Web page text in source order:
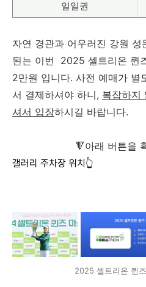
일일권
자연 경관과 어우러진 강원 성
된는 이번 2025 셀트리온 퀸
2만원 입니다. 사전 예매가 별
서 결제하셔야 하니, 복잡하지
셔서 입장하시길 바랍니다.
🔻아래 버튼을
갤러리 주차장 위치👆
2025 셀트리온 퀸